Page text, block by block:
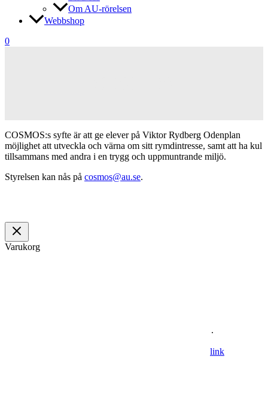
Om AU-rörelsen
Webbshop
0
COSMOS:s syfte är att ge elever på Viktor Rydberg Odenplan
möjlighet att utveckla och värna om sitt rymdintresse, samt att ha kul
tillsammans med andra i en trygg och uppmuntrande miljö.
Styrelsen kan nås på cosmos@au.se.
Varukorg
.
link